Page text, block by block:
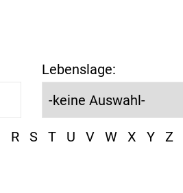
Lebenslage:
R S T U V W X Y Z